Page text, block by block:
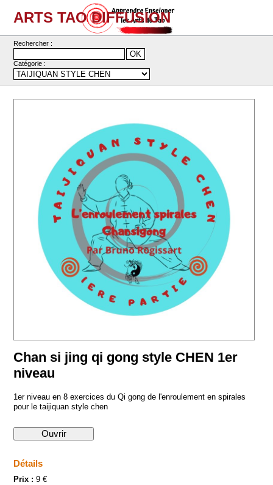
ARTS TAO DIFFUSION
Rechercher :
Catégorie :
Chan si jing qi gong style CHEN 1er
niveau
1er niveau en 8 exercices du Qi gong de l'enroulement en spirales
pour le taijiquan style chen
Ouvrir
Détails
Prix : 9 €